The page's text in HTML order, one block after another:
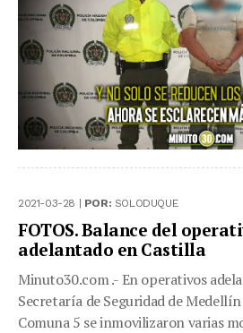
2021-03-28 | POR: SOLODUQUE
FOTOS. Balance del
adelantado en Castilla
Minuto30.com .- En operativos
Secretaría de Seguridad de
Comuna 5 se inmovilizaron varias